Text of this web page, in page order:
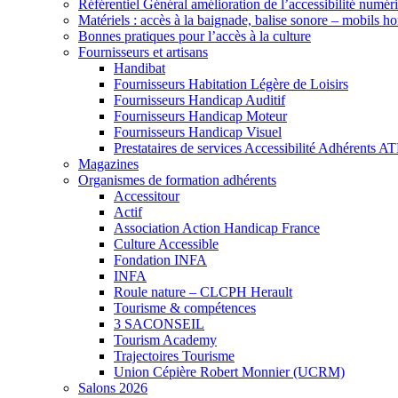
Référentiel Général amélioration de l’accessibilité
Matériels : accès à la baignade, balise sonore – mobils
Bonnes pratiques pour l’accès à la culture
Fournisseurs et artisans
Handibat
Fournisseurs Habitation Légère de Loisirs
Fournisseurs Handicap Auditif
Fournisseurs Handicap Moteur
Fournisseurs Handicap Visuel
Prestataires de services Accessibilité Adhérents
Magazines
Organismes de formation adhérents
Accessitour
Actif
Association Action Handicap France
Culture Accessible
Fondation INFA
INFA
Roule nature – CLCPH Herault
Tourisme & compétences
3 SACONSEIL
Tourism Academy
Trajectoires Tourisme
Union Cépière Robert Monnier (UCRM)
Salons 2026